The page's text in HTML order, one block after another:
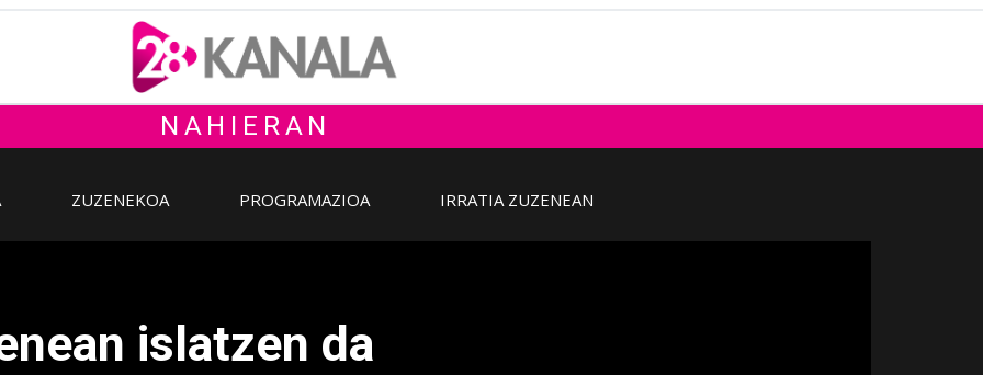
NAHIERAN
ZUZENEKOA PROGRAMAZIOA IRRATIA ZUZENEAN
islatzen da